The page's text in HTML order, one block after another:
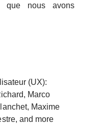
que nous avons
(UX):
Marco
Maxime
and more